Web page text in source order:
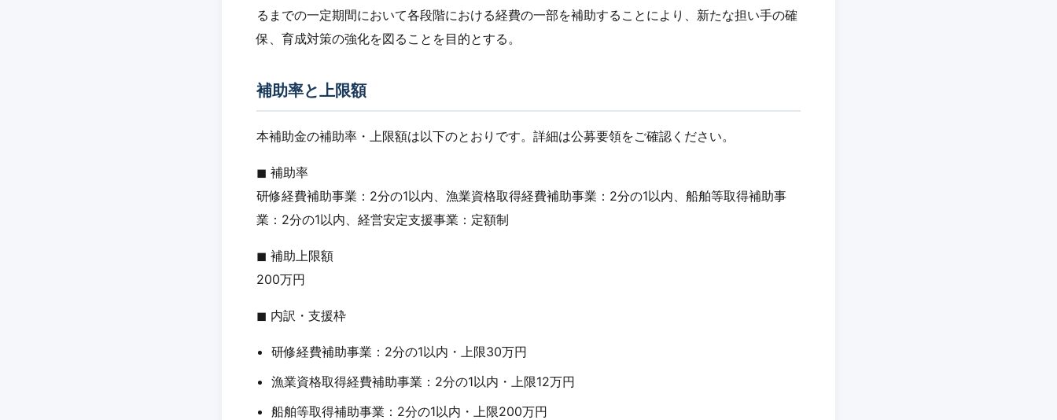
るまでの一定期間において各段階における経費の一部を補助することにより、新たな担い手の確
保、育成対策の強化を図ることを目的とする。
補助率と上限額
本補助金の補助率・上限額は以下のとおりです。詳細は公募要領をご確認ください。
◼︎ 補助率
研修経費補助事業：2分の1以内、漁業資格取得経費補助事業：2分の1以内、船舶等取得補助事
業：2分の1以内、経営安定支援事業：定額制
◼︎ 補助上限額
200万円
◼︎ 内訳・支援枠
研修経費補助事業：2分の1以内・上限30万円
漁業資格取得経費補助事業：2分の1以内・上限12万円
船舶等取得補助事業：2分の1以内・上限200万円